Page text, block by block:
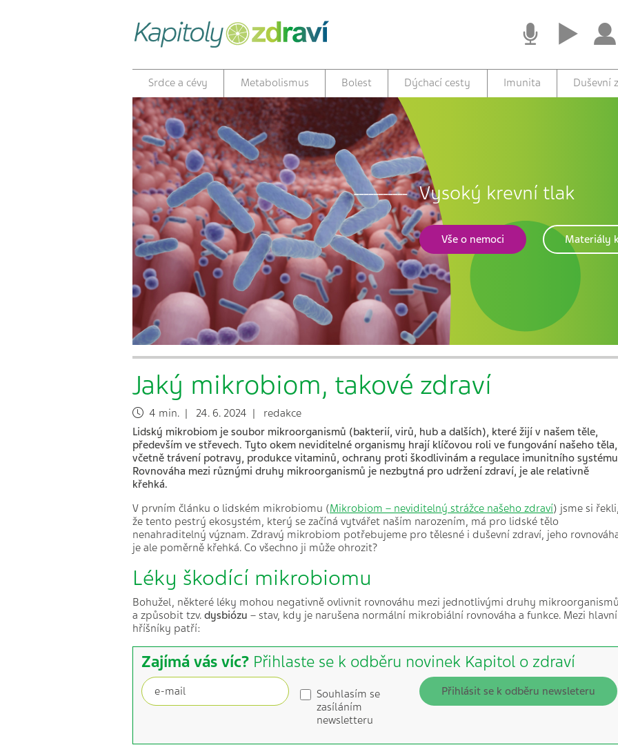
Srdce a cévy Metabolismus Bolest Dýchací cesty Imunita Duševní
Vysoký krevní tlak
Vše o nemoci Materiály
Jaký mikrobiom, takové zdraví
4 min. | 24. 6. 2024 | redakce
Lidský mikrobiom je soubor mikroorganismů (bakterií, virů, hub a dalších), které žijí v našem těle,
především ve střevech. Tyto okem neviditelné organismy hrají klíčovou roli ve fungování našeho těla,
včetně trávení potravy, produkce vitaminů, ochrany proti škodlivinám a regulace imunitního systé
Rovnováha mezi různými druhy mikroorganismů je nezbytná pro udržení zdraví, je ale relativně
křehká.
V prvním článku o lidském mikrobiomu (Mikrobiom – neviditelný strážce našeho zdraví) jsme si řekli,
že tento pestrý ekosystém, který se začíná vytvářet naším narozením, má pro lidské tělo
nenahraditelný význam. Zdravý mikrobiom potřebujeme pro tělesné i duševní zdraví, jeho
je ale poměrně křehká. Co všechno ji může ohrozit?
Léky škodící mikrobiomu
Bohužel, některé léky mohou negativně ovlivnit rovnováhu mezi jednotlivými druhy mikroorganismů
a způsobit tzv. dysbiózu – stav, kdy je narušena normální mikrobiální rovnováha a funkce. Mezi hlavní
hříšníky patří:
Zajímá vás víc? Přihlaste se k odběru novinek Kapitol o zdraví
Souhlasím se
zasíláním
newsletteru
Přihlásit se k odběru newsleteru